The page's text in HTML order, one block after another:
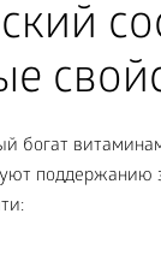
богат
поддержанию